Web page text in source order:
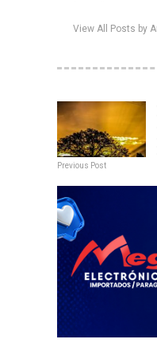
View All Posts by
Previous Post